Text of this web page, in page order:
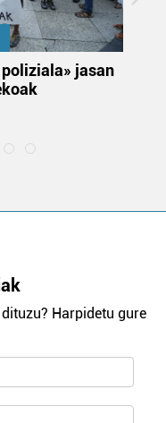
poliziala» jasan
Harpidetu gure